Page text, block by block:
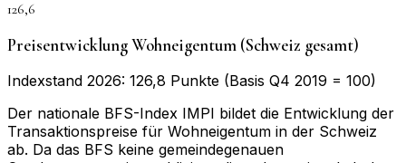
126,6
Preisentwicklung Wohneigentum (Schweiz gesamt)
Indexstand 2026: 126,8 Punkte (Basis Q4 2019 = 100)
Der nationale BFS-Index IMPI bildet die Entwicklung der
Transaktionspreise für Wohneigentum in der Schweiz
ab. Da das BFS keine gemeindegenauen